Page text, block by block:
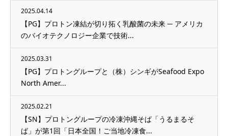
2025.04.14
【PG】プロトン凍結が切り拓く乳酸菌の未来 ─ アメリカ
のバイオテクノロジー企業で技術...
2025.03.31
【PG】プロトングループと（株）シンギがSeafood Expo
North Amer...
2025.02.21
【SN】プロトングループの冷凍沖縄そば「うるまるそ
ば」が第1回「日本全国！ご当地冷凍食...